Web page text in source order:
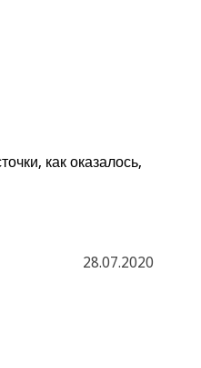
как оказалось,
28.07.2020